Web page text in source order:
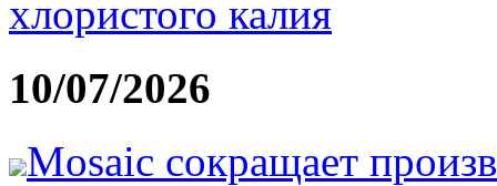
хлористого калия
10/07/2026
Mosaic сокращает